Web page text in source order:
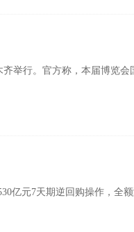
举行。官方称，本届博览会
亿元7天期逆回购操作，全额